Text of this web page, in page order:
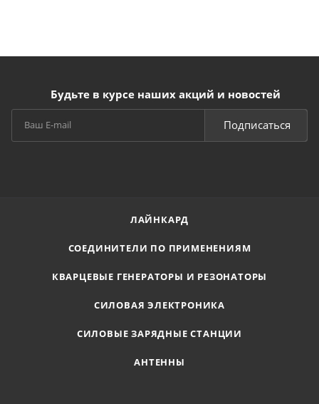
Будьте в курсе наших акций и новостей
Подписаться
ЛАЙНКАРД
СОЕДИНИТЕЛИ ПО ПРИМЕНЕНИЯМ
КВАРЦЕВЫЕ ГЕНЕРАТОРЫ И РЕЗОНАТОРЫ
СИЛОВАЯ ЭЛЕКТРОНИКА
СИЛОВЫЕ ЗАРЯДНЫЕ СТАНЦИИ
АНТЕННЫ